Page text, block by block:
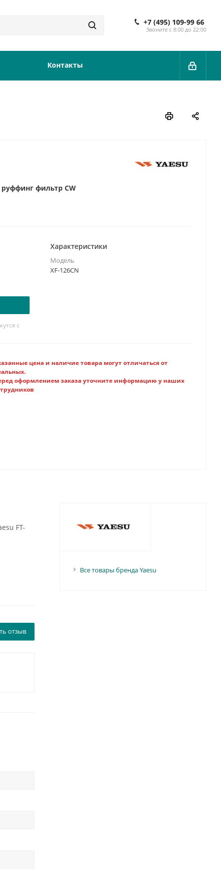
+7 (495) 109-99 66
Звоните с 8:00 до 22:00
Контакты
фильтр CW
с
Характеристики
Модель
XF-126CN
цена и наличие товара могут отличаться от
оформлением заказа уточните информацию у наших
FT-
отзыв
Все товары бренда Yaesu